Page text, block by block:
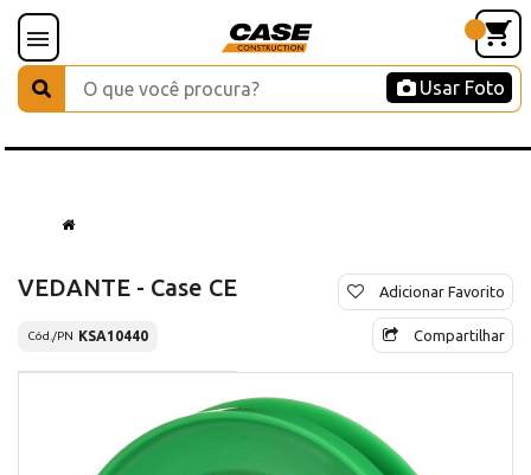
Usar Foto
VEDANTE - Case CE
Cód./PN KSA10440
Adicionar Favorito
Compartilhar